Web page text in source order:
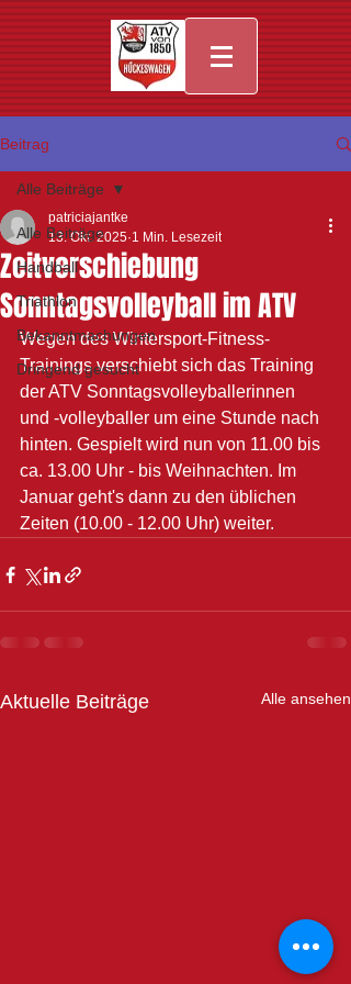
Beitrag
Alle Beiträge
Handball
Triathlon
Bekanntmachungen
Dringend gesucht
Alle Beiträge
Zeitverschiebung
Sonntagsvolleyball im ATV
patriciajantke
13. Okt. 2025 1 Min. Lesezeit
Wegen des Wintersport-Fitness-
Trainings verschiebt sich das Training
der ATV Sonntagsvolleyballerinnen
und -volleyballer um eine Stunde nach
hinten. Gespielt wird nun von 11.00 bis
ca. 13.00 Uhr - bis Weihnachten. Im
Januar geht's dann zu den üblichen
Zeiten (10.00 - 12.00 Uhr) weiter.
Aktuelle Beiträge Alle ansehen